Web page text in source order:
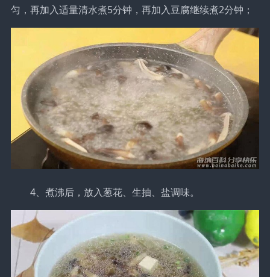
匀，再加入适量清水煮5分钟，再加入豆腐继续煮2分钟；
4、煮沸后，放入葱花、生抽、盐调味。